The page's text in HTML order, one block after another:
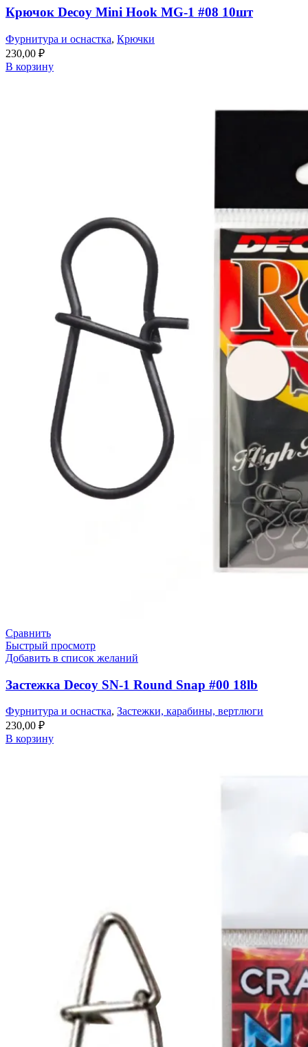
Крючок Decoy Mini Hook MG-1 #08 10шт
Фурнитура и оснастка, Крючки
230,00 ₽
В корзину
Сравнить
Быстрый просмотр
Добавить в список желаний
Застежка Decoy SN-1 Round Snap #00 18lb
Фурнитура и оснастка, Застежки, карабины, вертлюги
230,00 ₽
В корзину